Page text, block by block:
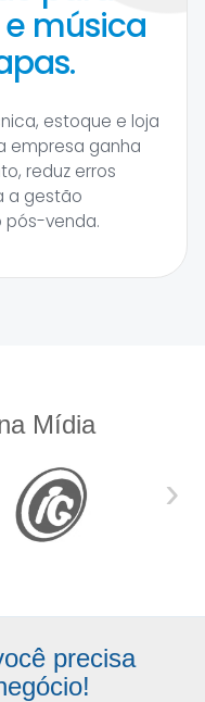
música
estoque e loja
empresa ganha
reduz erros
a gestão
pós-venda.
Mídia
›
precisa